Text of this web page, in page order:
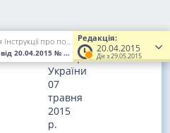
Редакція:
20.04.2015
Діє з 29.05.2015
Про затвердження Інструкції про порядок нарахування і сплати єдиного внеску на загальнообов'язкове державне соціальне страхування
від 20.04.2015 № 449 (Увага! Попередня
в
Міністерстві
юстиції
України
07
травня
2015
р.